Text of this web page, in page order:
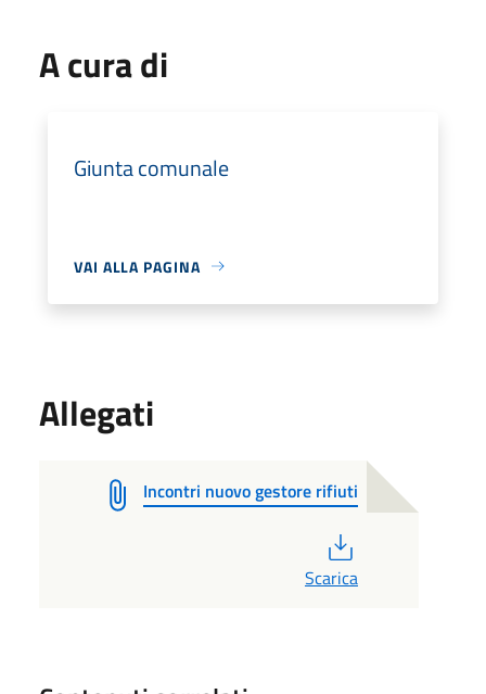
A cura di
Giunta comunale
VAI ALLA PAGINA
Allegati
Incontri nuovo gestore rifiuti
Scarica